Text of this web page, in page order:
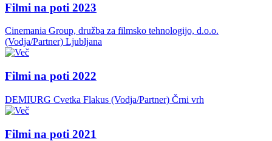
Filmi na poti 2023
Cinemania Group, družba za filmsko tehnologijo, d.o.o.
(Vodja/Partner) Ljubljana
Filmi na poti 2022
DEMIURG Cvetka Flakus (Vodja/Partner) Črni vrh
Filmi na poti 2021